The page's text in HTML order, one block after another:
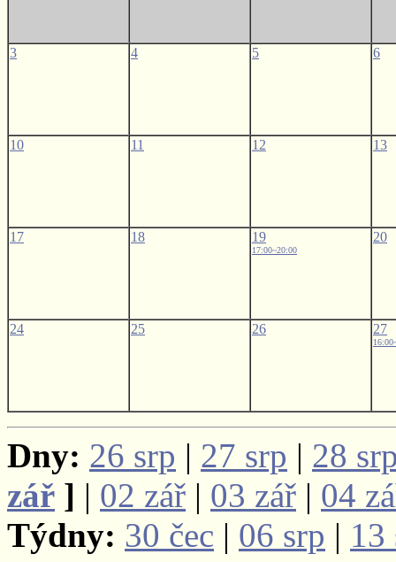
3 4 5 6
10 11 12 13
17 18 19
17:00~20:00
20
24 25 26 27
Dny: 26 srp | 27 srp | 28
zář ] | 02 zář | 03 zář | 04
Týdny: 30 čec | 06 srp | 13